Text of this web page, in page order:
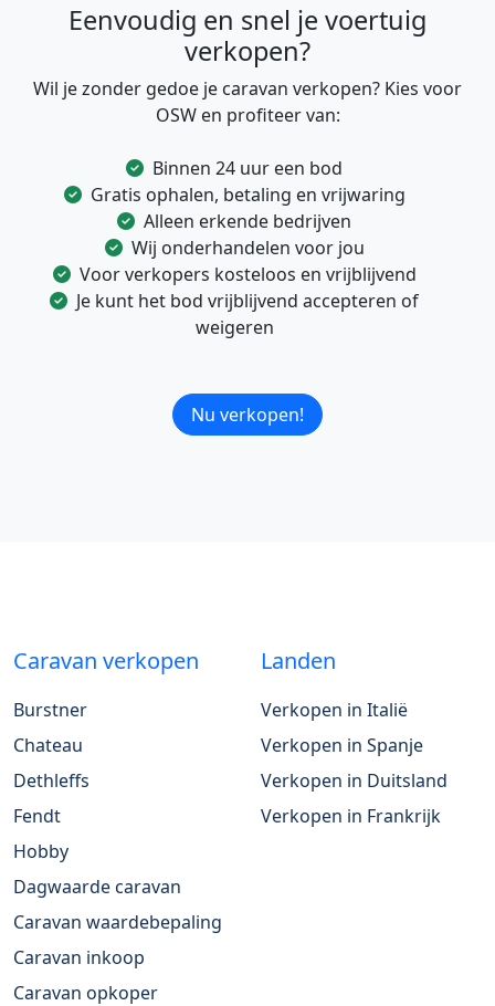
Eenvoudig en snel je voertuig
verkopen?
Wil je zonder gedoe je caravan verkopen? Kies voor
OSW en profiteer van:
Binnen 24 uur een bod
Gratis ophalen, betaling en vrijwaring
Alleen erkende bedrijven
Wij onderhandelen voor jou
Voor verkopers kosteloos en vrijblijvend
Je kunt het bod vrijblijvend accepteren of
weigeren
Nu verkopen!
Caravan verkopen
Burstner
Chateau
Dethleffs
Fendt
Hobby
Dagwaarde caravan
Caravan waardebepaling
Caravan inkoop
Caravan opkoper
Landen
Verkopen in Italië
Verkopen in Spanje
Verkopen in Duitsland
Verkopen in Frankrijk